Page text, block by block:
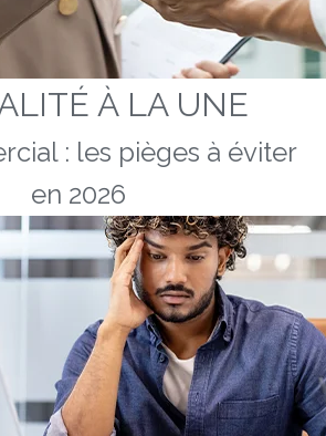
À LA UNE
: les pièges à éviter
en 2026